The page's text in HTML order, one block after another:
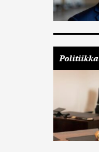
Politiikka